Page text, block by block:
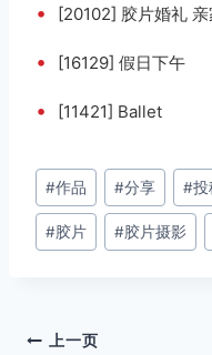
• [20102] 胶片婚礼
• [16129] 假日下午
• [11421] Ballet
文
章
标
#作品 #分享 #投
#胶片 #胶片摄影
文上一页